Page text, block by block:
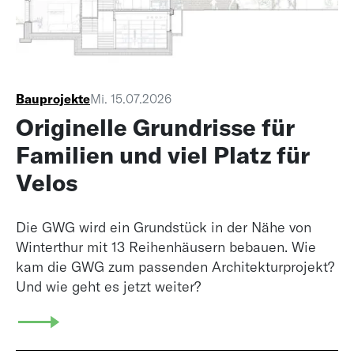
BauprojekteMi. 15.07.2026
Originelle Grundrisse für
Familien und viel Platz für
Velos
Die GWG wird ein Grundstück in der Nähe von
Winterthur mit 13 Reihenhäusern bebauen. Wie
kam die GWG zum passenden Architekturprojekt?
Und wie geht es jetzt weiter?